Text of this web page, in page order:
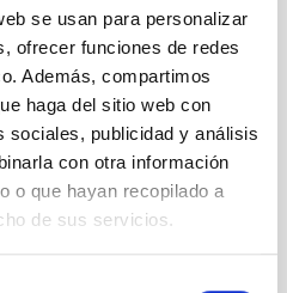
se usan para personalizar
ofrecer funciones de redes
Además, compartimos
haga del sitio web con
sociales, publicidad y análisis
con otra información
o que hayan recopilado a
de sus servicios.
todo un reto.
la herramienta para superar
herramienta para lo que viene
sobre lo que pasa en una
bayesiana me ayudará a
mi idea inicial sea correcta o
de contestar ciertas
de datos. La clave está en